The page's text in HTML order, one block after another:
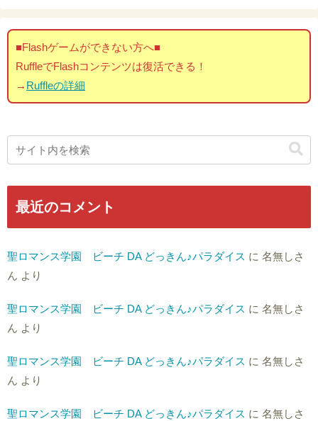
■Flashゲームができない方へ■
RuffleでFlashコンテンツは復活できる！
→ Ruffleの詳細
最近のコメント
聖ロマンス学園 ビーチ DA どっきん♪パラダイス に 名無しさ
ん より
聖ロマンス学園 ビーチ DA どっきん♪パラダイス に 名無しさ
ん より
聖ロマンス学園 ビーチ DA どっきん♪パラダイス に 名無しさ
ん より
聖ロマンス学園 ビーチ DA どっきん♪パラダイス に 名無しさ